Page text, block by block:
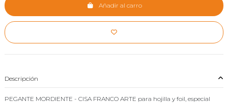
Añadir al carro
Descripción
PEGANTE MORDIENTE - CISA FRANCO ARTE para hojilla y foil, especial